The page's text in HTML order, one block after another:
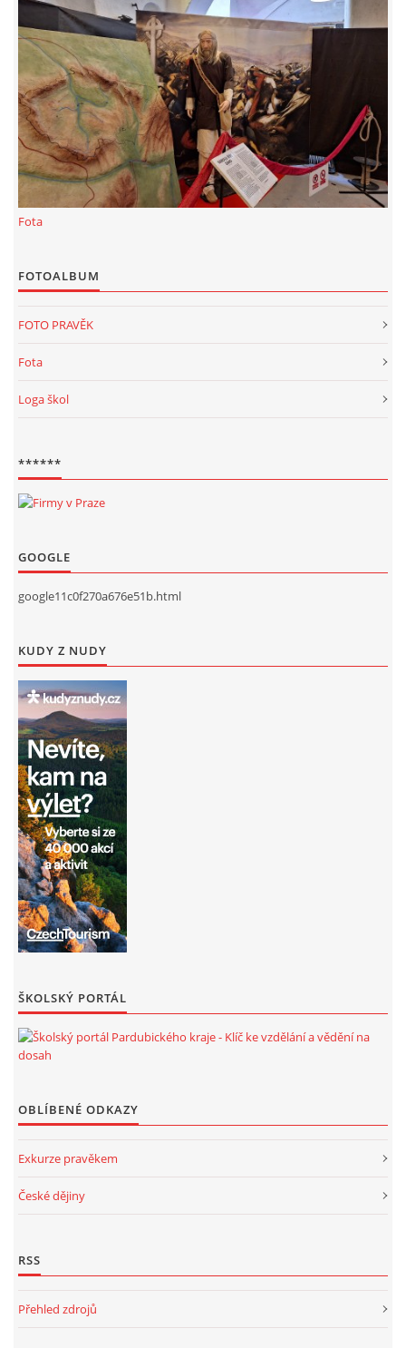
KONTAKT
NOVINKY
KALKULACE-
Šárka Dvořáková
Datová schránka: h923ws4
Fota
FOTOALBUM
FOTO PRAVĚK
Fota
Loga škol
******
GOOGLE
google11c0f270a676e51b.html
KUDY Z NUDY
ŠKOLSKÝ PORTÁL
OBLÍBENÉ ODKAZY
Exkurze pravěkem
České dějiny
RSS
Přehled zdrojů